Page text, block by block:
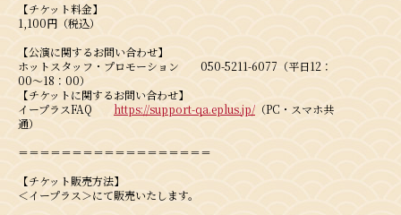
【チケット料金】
1,100円（税込）
【公演に関するお問い合わせ】
ホットスタッフ・プロモーション 050-5211-6077（平日12：
00～18：00）
【チケットに関するお問い合わせ】
イープラスFAQ https://support-qa.eplus.jp/ （PC・スマホ共
通）
＝＝＝＝＝＝＝＝＝＝＝＝＝＝＝＝＝＝
【チケット販売方法】
＜イープラス＞にて販売いたします。